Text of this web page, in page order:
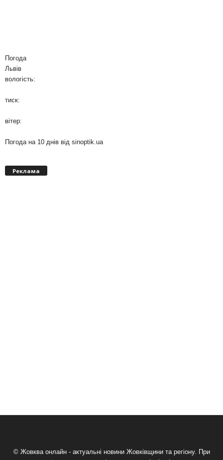
Погода
Львів
вологість:
тиск:
вітер:
Погода на 10 днів від sinoptik.ua
Реклама
© Жовква онлайн - актуальні новини Жовківщини та регіону. При